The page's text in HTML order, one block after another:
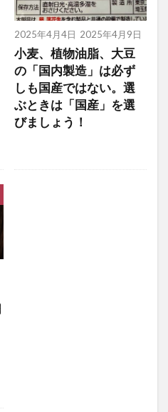
2025年4月4日 2025年4月9日
小麦、植物油脂、大豆
の「国内製造」は必ず
しも国産ではない。選
ぶときは「国産」を選
びましょう！